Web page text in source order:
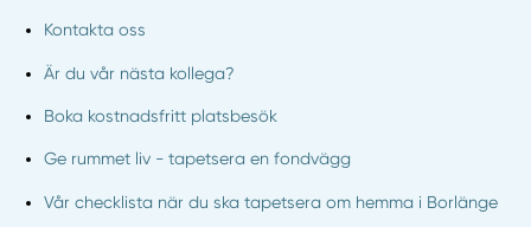
Kontakta oss
Är du vår nästa kollega?
Boka kostnadsfritt platsbesök
Ge rummet liv - tapetsera en fondvägg
Vår checklista när du ska tapetsera om hemma i Borlänge